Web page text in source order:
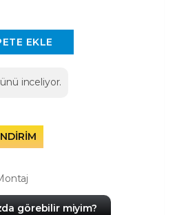
EKLE
inceliyor.
görebilir miyim?